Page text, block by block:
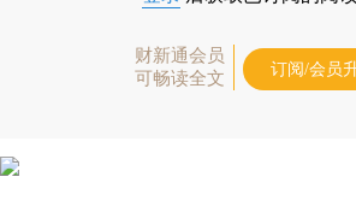
财新通会员
可畅读全文
订阅/会员